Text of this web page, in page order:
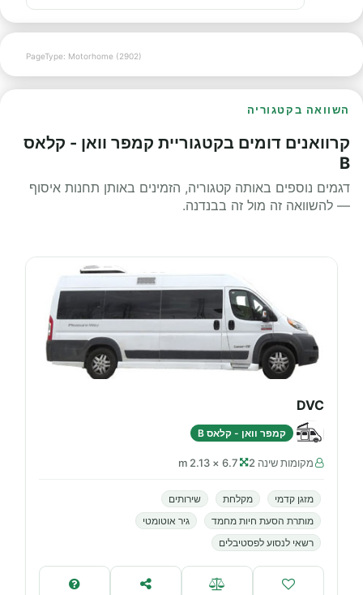
PageType: Motorhome (2902)
השוואה בקטגוריה
קרוואנים דומים בקטגוריית קמפר וואן - קלאס
B
דגמים נוספים באותה קטגוריה, הזמינים באותן תחנות איסוף
— להשוואה זה מול זה בבנדנה.
DVC
קמפר וואן - קלאס B
מקומות שינה 2 6.7 × 2.13 m
מזגן קדמי מקלחת
שירותים
מותרת הסעת חיות מחמד
גיר אוטומטי
רשאי לנסוע לפסטיבלים